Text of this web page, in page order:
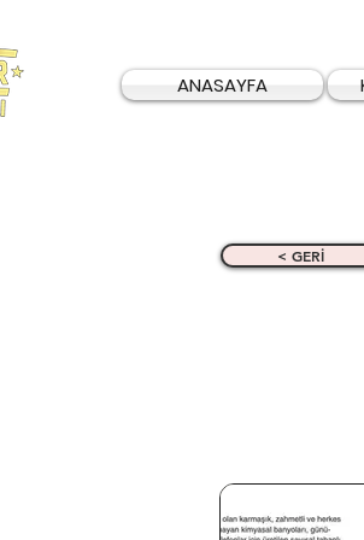
ANASAYFA
< GERİ